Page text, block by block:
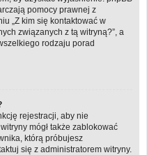
pomocy prawnej z
„Z kim się kontaktować w
związanych z tą witryną?”, a
rodzaju porad
rejestracji, aby nie
mógł także zablokować
którą próbujesz
się z administratorem witryny.